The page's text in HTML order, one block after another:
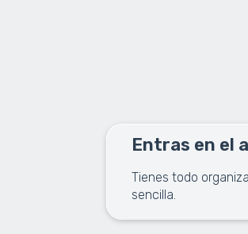
Entras en el
Tienes todo
sencilla.